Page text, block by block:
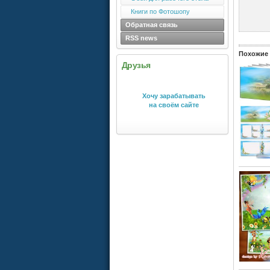
Книги по Фотошопу
Обратная связь
RSS news
Друзья
Хочу зарабатывать
на своём сайте
Похожие